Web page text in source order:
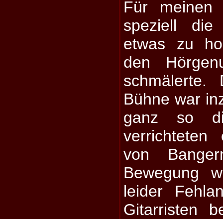
Für meinen
speziell die
etwas zu
den
Bühne war
ganz so
von
Bewegung
leider
Gitarristen